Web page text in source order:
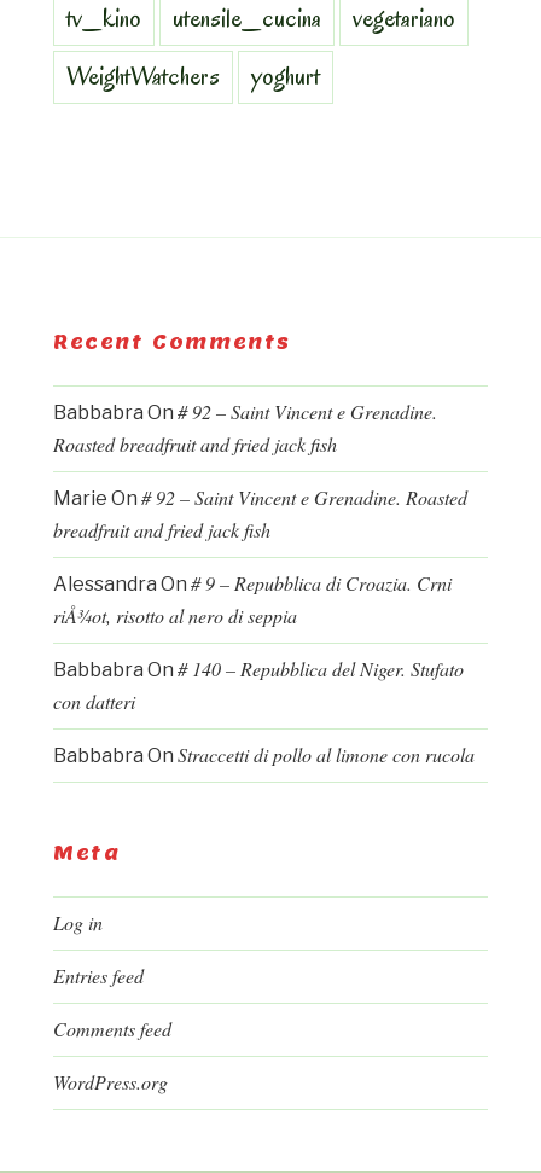
tv_kino
utensile_cucina
vegetariano
WeightWatchers
yoghurt
Recent Comments
Babbabra On # 92 – Saint Vincent e Grenadine.
Roasted breadfruit and fried jack fish
Marie On # 92 – Saint Vincent e Grenadine. Roasted
breadfruit and fried jack fish
Alessandra On # 9 – Repubblica di Croazia. Crni
riÅ¾ot, risotto al nero di seppia
Babbabra On # 140 – Repubblica del Niger. Stufato
con datteri
Babbabra On Straccetti di pollo al limone con rucola
Meta
Log in
Entries feed
Comments feed
WordPress.org